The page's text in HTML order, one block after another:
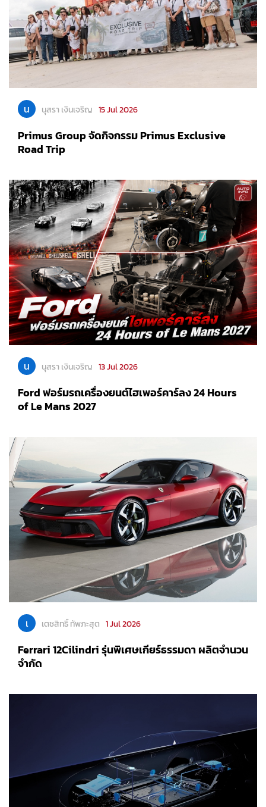
น นุสรา เงินเจริญ 15 Jul 2026
Primus Group จัดกิจกรรม Primus Exclusive
Road Trip
น นุสรา เงินเจริญ 13 Jul 2026
Ford ฟอร์มรถเครื่องยนต์ไฮเพอร์คาร์ลง 24 Hours
of Le Mans 2027
เ เตชสิทธิ์ ทัพภะสุต 1 Jul 2026
Ferrari 12Cilindri รุ่นพิเศษเกียร์ธรรมดา ผลิตจำนวน
จำกัด